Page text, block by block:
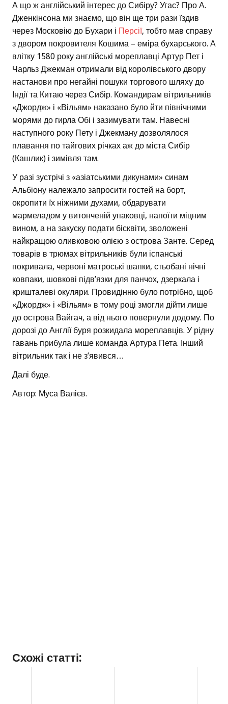
А що ж англійський інтерес до Сибіру? Угас? Про А.
Дженкінсона ми знаємо, що він ще три рази їздив
через Московію до Бухари і Персії, тобто мав справу
з двором покровителя Кошима – еміра бухарського. А
влітку 1580 року англійські мореплавці Артур Пет і
Чарльз Джекман отримали від королівського двору
настанови про негайні пошуки торгового шляху до
Індії та Китаю через Сибір. Командирам вітрильників
«Джордж» і «Вільям» наказано було йти північними
морями до гирла Обі і зазимувати там. Навесні
наступного року Пету і Джекману дозволялося
плавання по тайгових річках аж до міста Сибір
(Кашлик) і зимівля там.
У разі зустрічі з «азіатськими дикунами» синам
Альбіону належало запросити гостей на борт,
окропити їх ніжними духами, обдарувати
мармеладом у витонченій упаковці, напоїти міцним
вином, а на закуску подати бісквіти, зволожені
найкращою оливковою олією з острова Занте. Серед
товарів в трюмах вітрильників були іспанські
покривала, червоні матроські шапки, стьобані нічні
ковпаки, шовкові підв’язки для панчох, дзеркала і
кришталеві окуляри. Провидінню було потрібно, щоб
«Джордж» і «Вільям» в тому році змогли дійти лише
до острова Вайгач, а від нього повернули додому. По
дорозі до Англії буря розкидала мореплавців. У рідну
гавань прибула лише команда Артура Пета. Інший
вітрильник так і не з’явився…
Далі буде.
Автор: Муса Валієв.
Схожі статті: